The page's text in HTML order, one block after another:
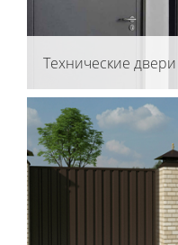
Технические двери